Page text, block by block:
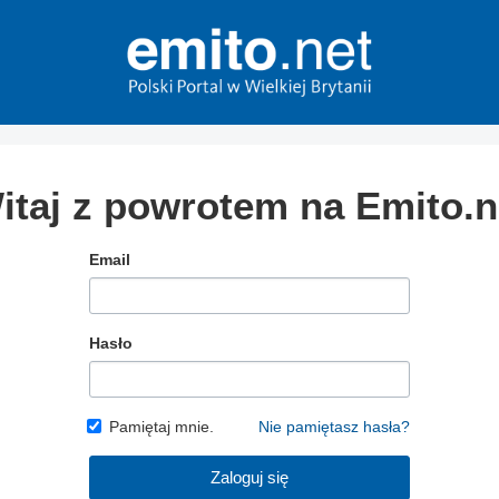
z powrotem na
Email
Hasło
Pamiętaj mnie. Nie pamiętasz hasła?
Zaloguj się